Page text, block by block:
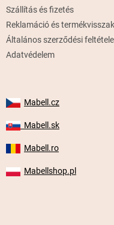
Szállítás és fizetés
Reklamáció és
Általános szerződési
Adatvédelem
Mabell.cz
Mabell.sk
Mabell.ro
Mabellshop.pl